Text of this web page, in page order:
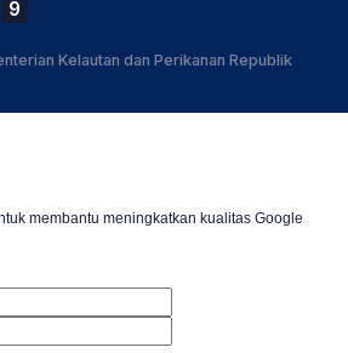
9
Kelautan dan Perikanan Republik
membantu meningkatkan kualitas Google